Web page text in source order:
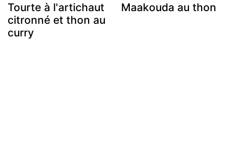
Tourte à l'artichaut
citronné et thon au
curry
Maakouda au thon